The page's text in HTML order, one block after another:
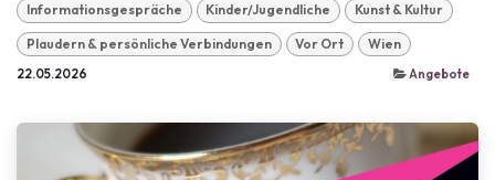
Informationsgespräche Kinder/Jugendliche Kunst & Kultur
Plaudern & persönliche Verbindungen Vor Ort Wien
22.05.2026 Angebote